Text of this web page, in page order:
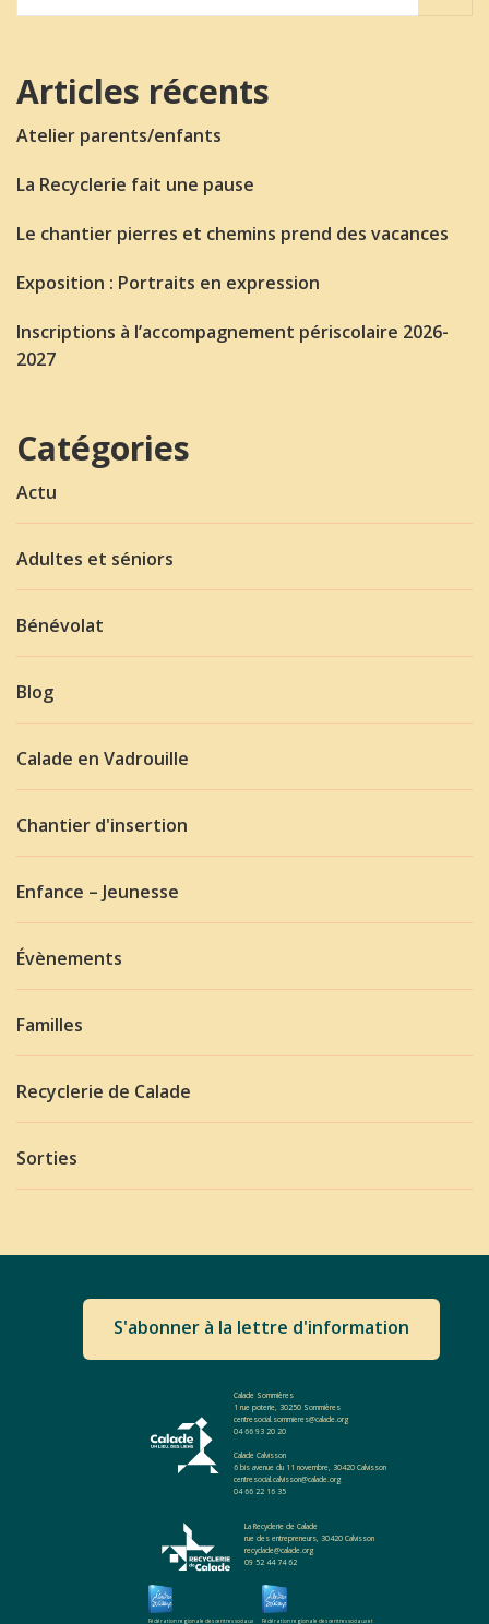
Articles récents
Atelier parents/enfants
La Recyclerie fait une pause
Le chantier pierres et chemins prend des vacances
Exposition : Portraits en expression
Inscriptions à l’accompagnement périscolaire 2026-
2027
Catégories
Actu
Adultes et séniors
Bénévolat
Blog
Calade en Vadrouille
Chantier d'insertion
Enfance – Jeunesse
Évènements
Familles
Recyclerie de Calade
Sorties
S'abonner à la lettre d'information
Calade Sommières
1 rue poterie, 30250 Sommières
centresocial.sommieres@calade.org
04 66 93 20 20
Calade Calvisson
6 bis avenue du 11 novembre, 30420 Calvisson
centresocial.calvisson@calade.org
04 66 22 16 35
La Recyclerie de Calade
rue des entrepreneurs, 30420 Calvisson
recyclade@calade.org
09 52 44 74 62
Fédération regionale des centres sociaux Fédération regionale des centres sociaux et